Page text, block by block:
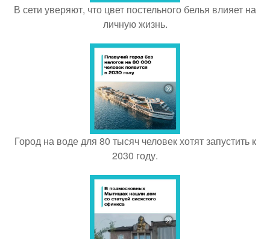
В сети уверяют, что цвет постельного белья влияет на
личную жизнь.
Город на воде для 80 тысяч человек хотят запустить к
2030 году.